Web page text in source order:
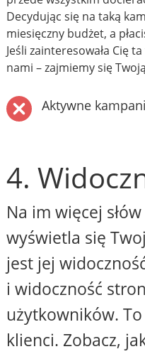
Decydując się na taką
miesięczny budżet, a
Jeśli zainteresowała Cię
nami – zajmiemy się
Aktywne
4.
Na im więcej
wyświetla się
jest jej
i widoczność
użytkowników.
klienci. Zobacz,